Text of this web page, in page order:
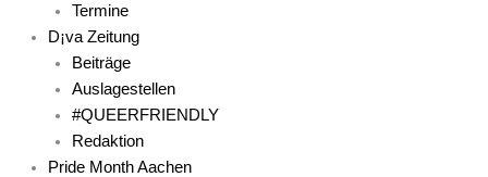
Termine
D¡va Zeitung
Beiträge
Auslagestellen
#QUEERFRIENDLY
Redaktion
Pride Month Aachen